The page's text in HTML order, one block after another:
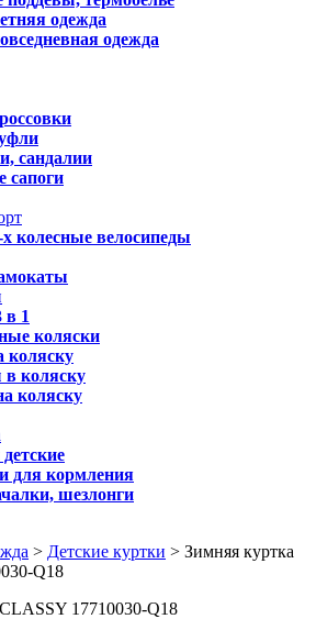
одежда
одежда
сандалии
сапоги
х колесные велосипеды
в 1
коляски
коляску
коляску
для кормления
шезлонги
> Детские куртки > Зимняя куртка
Q18
17710030-Q18